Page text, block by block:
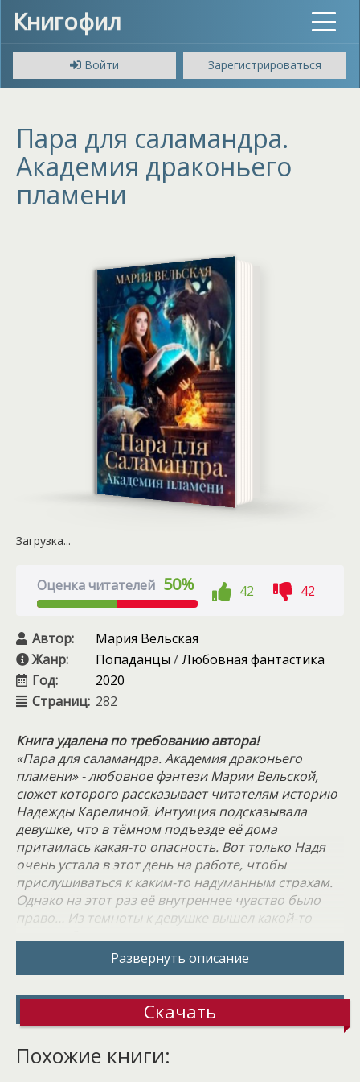
Книгофил
Toggle
Войти
Зарегистрироваться
Пара для саламандра.
Академия драконьего
пламени
Загрузка...
Оценка читателей 50% 42 42
Автор:
Мария Вельская
Жанр:
Попаданцы /Любовная фантастика
Год:
2020
Страниц: 282
Книга удалена по требованию автора!
«Пара для саламандра. Академия драконьего
пламени» - любовное фэнтези Марии Вельской,
сюжет которого рассказывает читателям историю
Надежды Карелиной. Интуиция подсказывала
девушке, что в тёмном подъезде её дома
притаилась какая-то опасность. Вот только Надя
очень устала в этот день на работе, чтобы
прислушиваться к каким-то надуманным страхам.
Однако на этот раз её внутреннее чувство было
право… Из темноты к девушке вышел какой-то
словно у змея. Он знал её имя, знал её фамилию.
Внезапно во тьме вспыхнули два изумрудных глаза
Оказалось, что гость искал долгое время именно
безвыходное положение. Лишь в этом случае
Развернуть описание
Скачать
Похожие книги: